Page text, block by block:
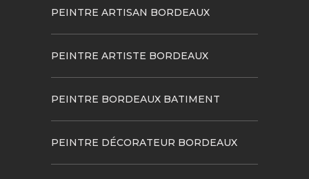
PEINTRE ARTISAN BORDEAUX
PEINTRE ARTISTE BORDEAUX
PEINTRE BORDEAUX BATIMENT
PEINTRE DÉCORATEUR BORDEAUX